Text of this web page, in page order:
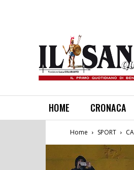
HOME CRONACA
Home SPORT